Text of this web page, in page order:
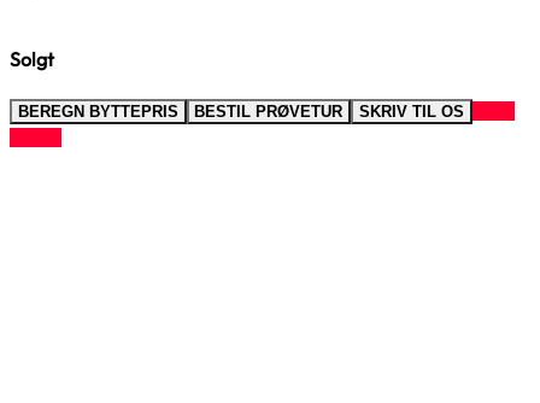
Solgt
BEREGN BYTTEPRIS BESTIL PRØVETUR SKRIV TIL OS